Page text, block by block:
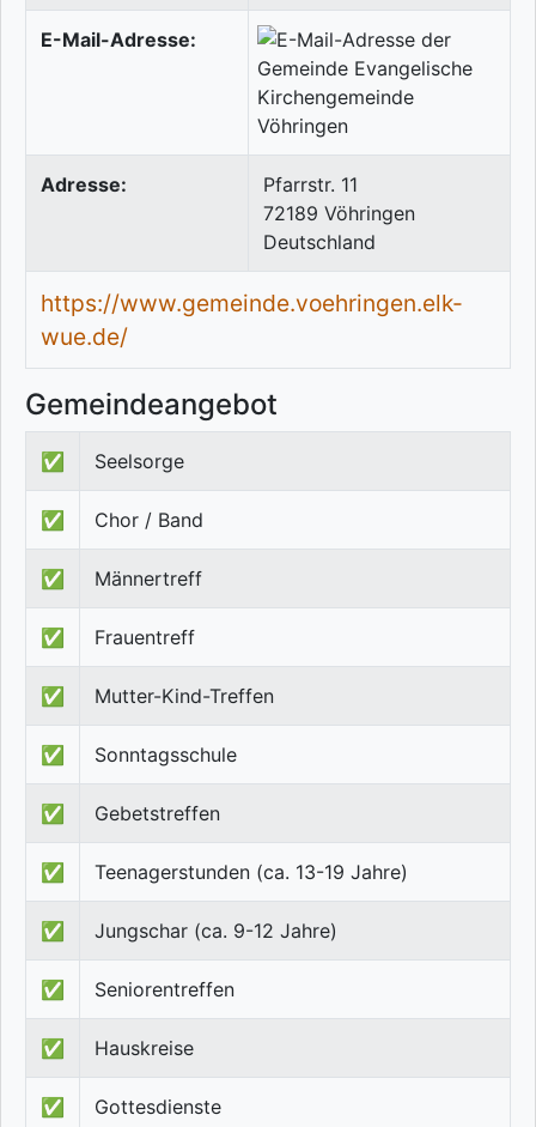
E-Mail-Adresse:
Adresse:
Pfarrstr. 11
72189 Vöhringen
Deutschland
https://www.gemeinde.voehringen.elk-
wue.de/
Gemeindeangebot
✅ Seelsorge
✅ Chor / Band
✅ Männertreff
✅ Frauentreff
✅ Mutter-Kind-Treffen
✅ Sonntagsschule
✅ Gebetstreffen
✅ Teenagerstunden (ca. 13-19 Jahre)
✅ Jungschar (ca. 9-12 Jahre)
✅ Seniorentreffen
✅ Hauskreise
✅ Gottesdienste